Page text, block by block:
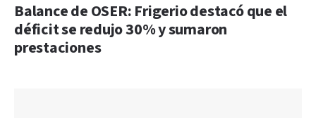
Balance de OSER: Frigerio destacó que el
déficit se redujo 30% y sumaron
prestaciones